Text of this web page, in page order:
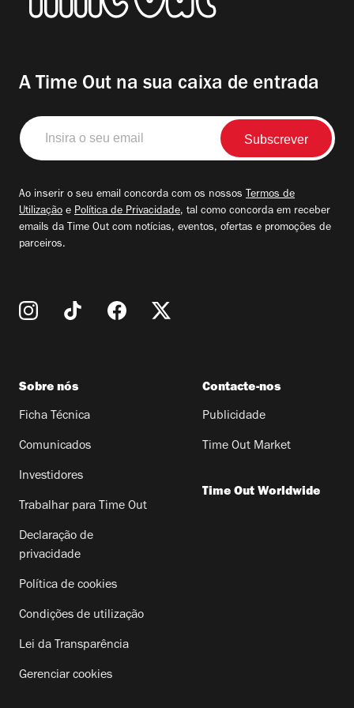
A Time Out na sua caixa de entrada
Insira
o
seu
Ao inserir o seu email concorda com os nossos Termos de
Utilização e Política de Privacidade, tal como concorda em receber
emails da Time Out com notícias, eventos, ofertas e promoções de
parceiros.
Sobre nós
Ficha Técnica
Comunicados
Investidores
Trabalhar para Time Out
Declaração de
privacidade
Política de cookies
Condições de utilização
Lei da Transparência
Gerenciar cookies
Contacte-nos
Publicidade
Time Out Market
Time Out Worldwide